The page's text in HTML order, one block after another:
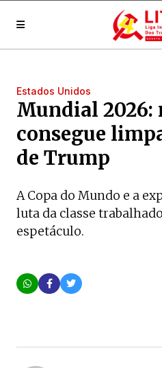
Estados Unidos
Mundial 2026:
consegue
de Trump
A Copa do Mundo e a
luta da classe
espetáculo.